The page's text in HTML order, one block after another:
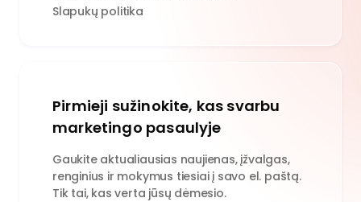
Slapukų politika
Pirmieji sužinokite, kas svarbu
marketingo pasaulyje
Gaukite aktualiausias naujienas, įžvalgas,
renginius ir mokymus tiesiai į savo el. paštą.
Tik tai, kas verta jūsų dėmesio.